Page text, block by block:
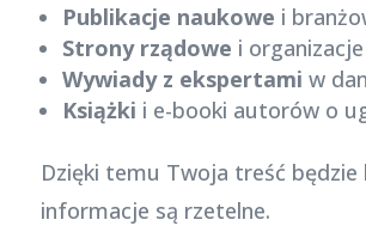
Publikacje naukowe i
Strony rządowe i
Wywiady z ekspertami w
Książki i e-booki autorów o
Dzięki temu Twoja treść
informacje są rzetelne.